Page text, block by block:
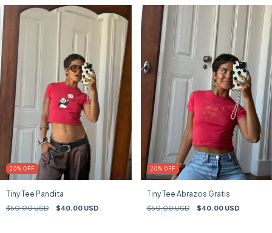
20% OFF
Tiny Tee Pandita
$50.00 USD $40.00 USD
20% OFF
Tiny Tee Abrazos Gratis
$50.00 USD $40.00 USD